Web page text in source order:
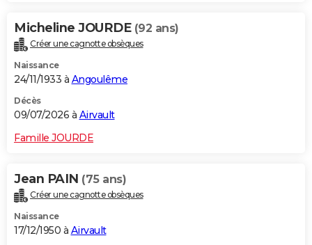
Carte de Noël
Carte Bonne année
Carte Saint-Valentin
Carte Pâques
Carte d'anniversaire
DICTIONNAIRE
Dictionnaire
Biographies
Citations
Expressions
Proverbes
PROGRAMME TV
S'inscrire
Se connecter
Lycées
Collèges
Primaires
Universités
Entreprises
Service militaire
Avis de recherche
AVIS DE DÉCÈS
FORUM
Micheline JOURDE (92 ans)
Créer une cagnotte obsèques
Naissance
24/11/1933 à Angoulême
Décès
09/07/2026 à Airvault
Famille JOURDE
Jean PAIN (75 ans)
Créer une cagnotte obsèques
Naissance
17/12/1950 à Airvault